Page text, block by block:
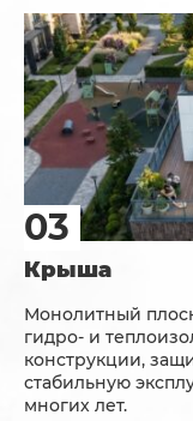
Крыша
Монолитный
гидро- и
конструкции,
стабильную
многих лет.